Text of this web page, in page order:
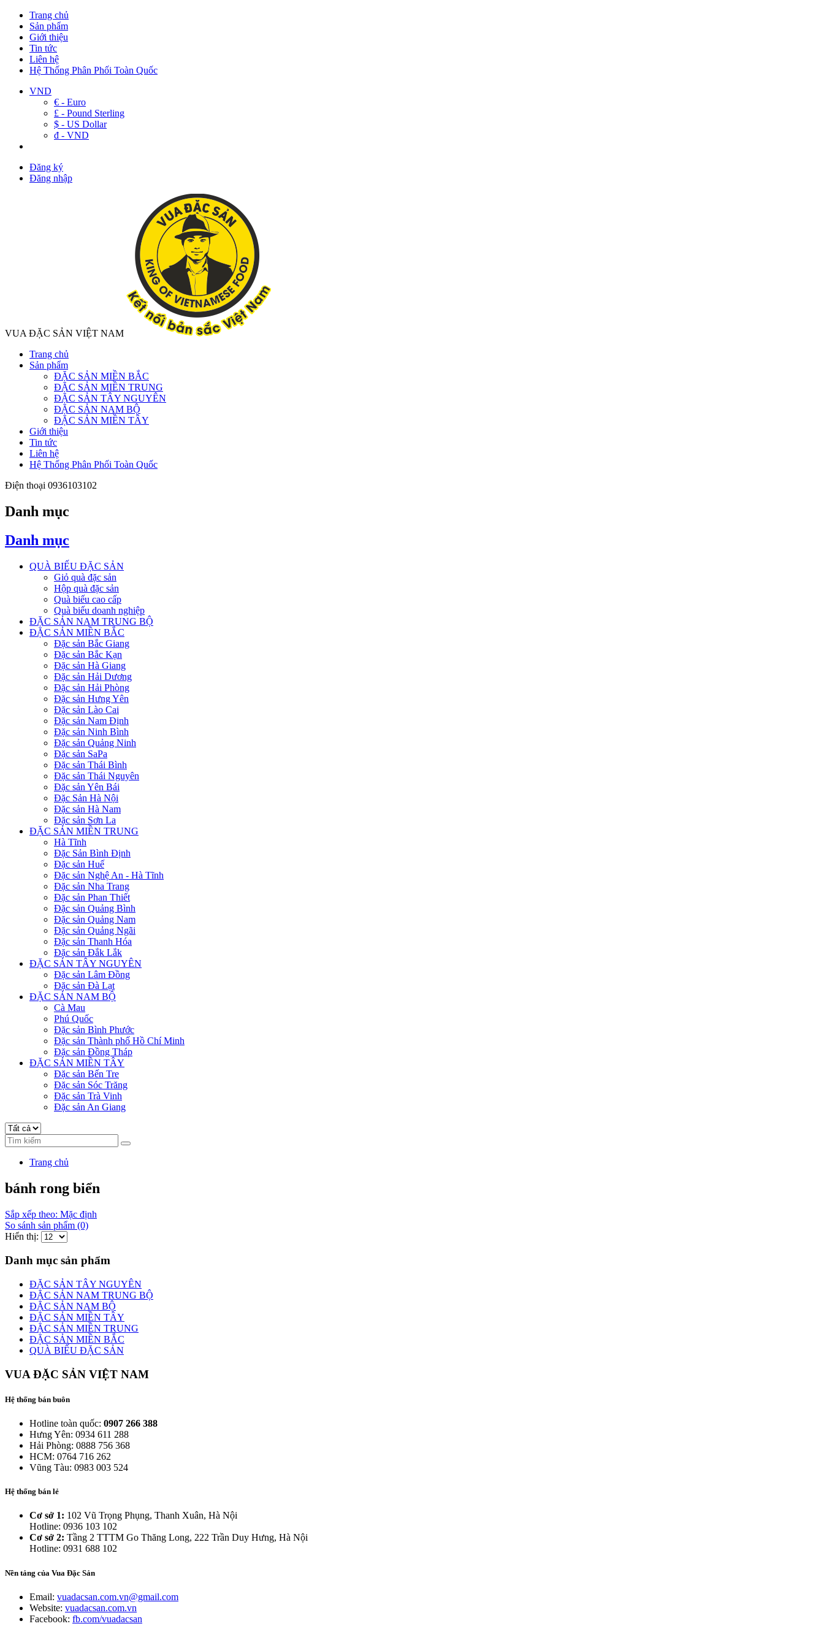
Trang chủ
Sản phẩm
Giới thiệu
Tin tức
Liên hệ
Hệ Thống Phân Phối Toàn Quốc
VND
€ - Euro
£ - Pound Sterling
$ - US Dollar
đ - VND
Đăng ký
Đăng nhập
VUA ĐẶC SẢN VIỆT NAM
Trang chủ
Sản phẩm
ĐẶC SẢN MIỀN BẮC
ĐẶC SẢN MIỀN TRUNG
ĐẶC SẢN TÂY NGUYÊN
ĐẶC SẢN NAM BỘ
ĐẶC SẢN MIỀN TÂY
Giới thiệu
Tin tức
Liên hệ
Hệ Thống Phân Phối Toàn Quốc
Điện thoại 0936103102
Danh mục
Danh mục
QUÀ BIẾU ĐẶC SẢN
Giỏ quà đặc sản
Hộp quà đặc sản
Quà biếu cao cấp
Quà biếu doanh nghiệp
ĐẶC SẢN NAM TRUNG BỘ
ĐẶC SẢN MIỀN BẮC
Đặc sản Bắc Giang
Đặc sản Bắc Kạn
Đặc sản Hà Giang
Đặc sản Hải Dương
Đặc sản Hải Phòng
Đặc sản Hưng Yên
Đặc sản Lào Cai
Đặc sản Nam Định
Đặc sản Ninh Bình
Đặc sản Quảng Ninh
Đặc sản SaPa
Đặc sản Thái Bình
Đặc sản Thái Nguyên
Đặc sản Yên Bái
Đặc Sản Hà Nội
Đặc sản Hà Nam
Đặc sản Sơn La
ĐẶC SẢN MIỀN TRUNG
Hà Tĩnh
Đặc Sản Bình Định
Đặc sản Huế
Đặc sản Nghệ An - Hà Tĩnh
Đặc sản Nha Trang
Đặc sản Phan Thiết
Đặc sản Quảng Bình
Đặc sản Quảng Nam
Đặc sản Quảng Ngãi
Đặc sản Thanh Hóa
Đặc sản Đắk Lắk
ĐẶC SẢN TÂY NGUYÊN
Đặc sản Lâm Đồng
Đặc sản Đà Lạt
ĐẶC SẢN NAM BỘ
Cà Mau
Phú Quốc
Đặc sản Bình Phước
Đặc sản Thành phố Hồ Chí Minh
Đặc sản Đồng Tháp
ĐẶC SẢN MIỀN TÂY
Đặc sản Bến Tre
Đặc sản Sóc Trăng
Đặc sản Trà Vinh
Đặc sản An Giang
Trang chủ
bánh rong biển
Sắp xếp theo: Mặc định
So sánh sản phẩm (0)
Hiển thị:
Danh mục sản phẩm
ĐẶC SẢN TÂY NGUYÊN
ĐẶC SẢN NAM TRUNG BỘ
ĐẶC SẢN NAM BỘ
ĐẶC SẢN MIỀN TÂY
ĐẶC SẢN MIỀN TRUNG
ĐẶC SẢN MIỀN BẮC
QUÀ BIẾU ĐẶC SẢN
VUA ĐẶC SẢN VIỆT NAM
Hệ thống bán buôn
Hotline toàn quốc: 0907 266 388
Hưng Yên: 0934 611 288
Hải Phòng: 0888 756 368
HCM: 0764 716 262
Vũng Tàu: 0983 003 524
Hệ thống bán lẻ
Cơ sở 1: 102 Vũ Trọng Phụng, Thanh Xuân, Hà Nội
Hotline: 0936 103 102
Cơ sở 2: Tầng 2 TTTM Go Thăng Long, 222 Trần Duy Hưng, Hà Nội
Hotline: 0931 688 102
Nền tảng của Vua Đặc Sản
Email: vuadacsan.com.vn@gmail.com
Website: vuadacsan.com.vn
Facebook: fb.com/vuadacsan